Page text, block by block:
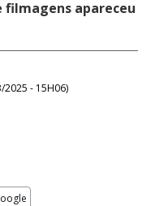
apareceu
2025 - 15H06)